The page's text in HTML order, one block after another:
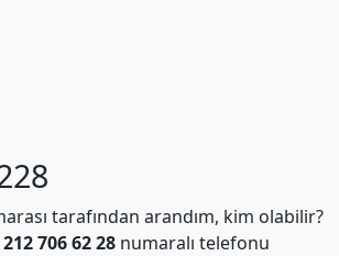
tarafından arandım, kim olabilir?
706 62 28numaralı telefonu